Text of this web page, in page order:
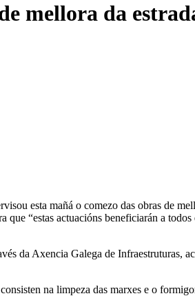
mellora da
esta mañá o comezo das obras de
“estas actuacións beneficiarán a
da Axencia Galega de Infraestruturas,
na limpeza das marxes e o